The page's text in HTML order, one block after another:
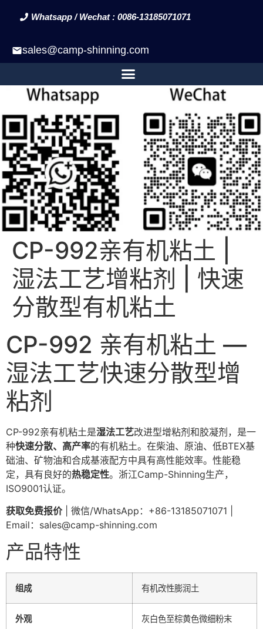
Whatsapp / Wechat : 0086-13185071071
sales@camp-shinning.com
CP-992亲有机粘土 |
湿法工艺增粘剂 | 快速
分散型有机粘土
CP-992 亲有机粘土 —
湿法工艺快速分散型增
粘剂
CP-992亲有机粘土是湿法工艺改进型增粘剂和胶凝剂，是一
种快速分散、高产率的有机粘土。在柴油、原油、低BTEX基
础油、矿物油和合成基液配方中具有高性能效率。性能稳
定，具有良好的热稳定性。浙江Camp-Shinning生产，
ISO9001认证。
获取免费报价| 微信/WhatsApp：+86-13185071071 |
Email： sales@camp-shinning.com
产品特性
组成 有机改性膨润土
外观 灰白色至棕黄色微细粉末